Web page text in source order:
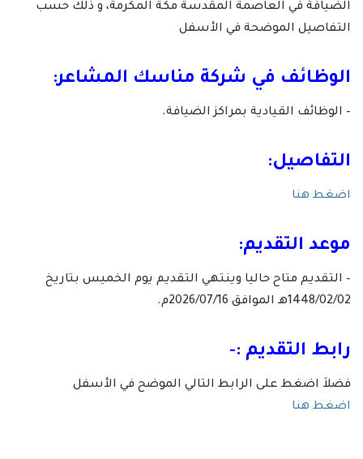
الضيافة في العاصمة المقدسة مكة المكرمة، و ذلك حسب
التفاصيل الموضحة في الأسفل
الوظائف في شركة مناسك المشاعر:
– الوظائف القيادية بمراكز الضيافة.
التفاصيل:
اضغط هنا
موعد التقديم:
– التقديم متاح حاليا وينتهي التقديم يوم الخميس بتاريخ
1448/02/02هـ الموافق 2026/07/16م.
رابط التقديم :-
فضلاَ اضغط على الرابط التالي الموضح في الأسفل
اضغط هنا